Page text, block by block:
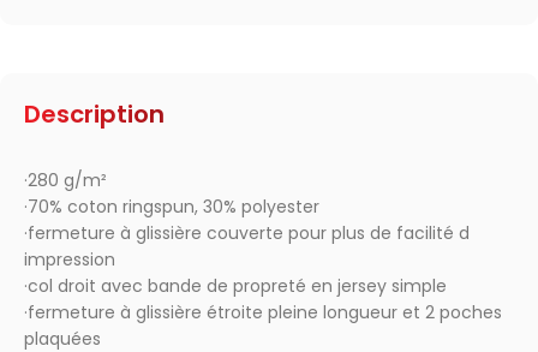
Description
·280 g/m²
·70% coton ringspun, 30% polyester
·fermeture à glissière couverte pour plus de facilité d
impression
·col droit avec bande de propreté en jersey simple
·fermeture à glissière étroite pleine longueur et 2 poches
plaquées